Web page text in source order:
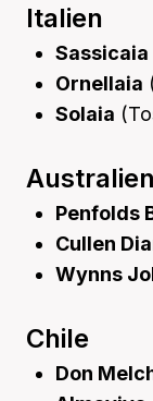
Italien
Sassicaia
Ornellaia
Solaia
Australien
Penfolds
Cullen
Wynns
Chile
Don